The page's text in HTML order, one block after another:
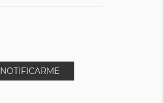
NOTIFICARME